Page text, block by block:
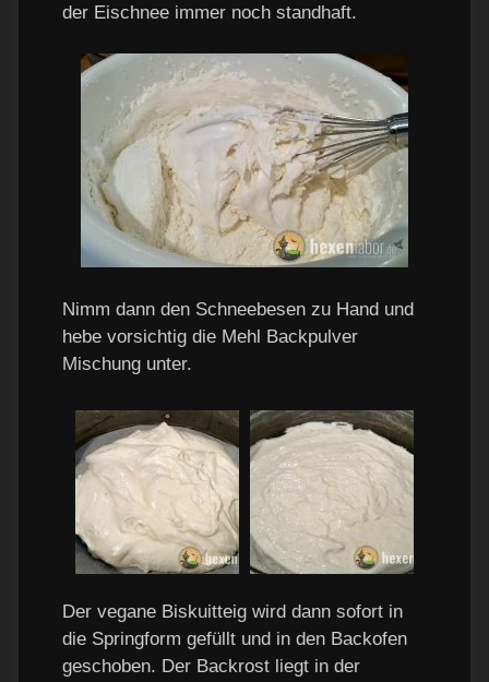
der Eischnee immer noch standhaft.
Nimm dann den Schneebesen zu Hand und
hebe vorsichtig die Mehl Backpulver
Mischung unter.
Der vegane Biskuitteig wird dann sofort in
die Springform gefüllt und in den Backofen
geschoben. Der Backrost liegt in der